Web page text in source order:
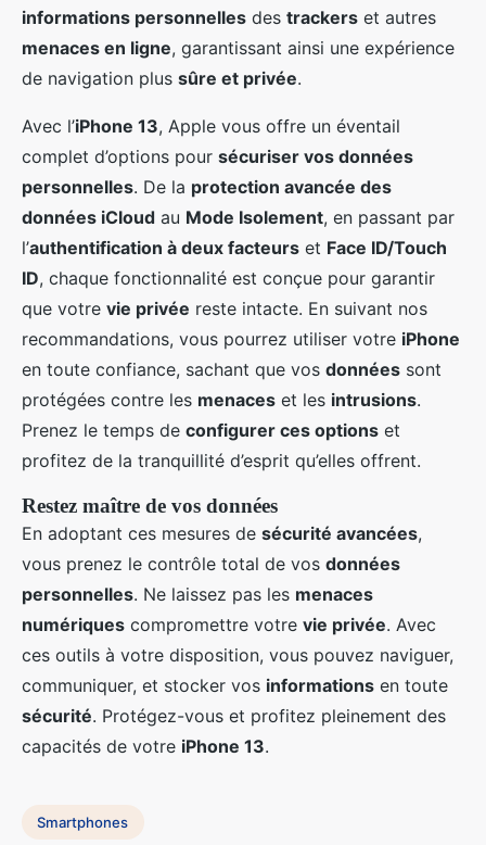
informations personnelles des trackers et autres
menaces en ligne, garantissant ainsi une expérience
de navigation plus sûre et privée.
Avec l’iPhone 13, Apple vous offre un éventail
complet d’options pour sécuriser vos données
personnelles. De la protection avancée des
données iCloud au Mode Isolement, en passant par
l’authentification à deux facteurs et Face ID/Touch
ID, chaque fonctionnalité est conçue pour garantir
que votre vie privée reste intacte. En suivant nos
recommandations, vous pourrez utiliser votre iPhone
en toute confiance, sachant que vos données sont
protégées contre les menaces et les intrusions.
Prenez le temps de configurer ces options et
profitez de la tranquillité d’esprit qu’elles offrent.
Restez maître de vos données
En adoptant ces mesures de sécurité avancées,
vous prenez le contrôle total de vos données
personnelles. Ne laissez pas les menaces
numériques compromettre votre vie privée. Avec
ces outils à votre disposition, vous pouvez naviguer,
communiquer, et stocker vos informations en toute
sécurité. Protégez-vous et profitez pleinement des
capacités de votre iPhone 13.
Smartphones